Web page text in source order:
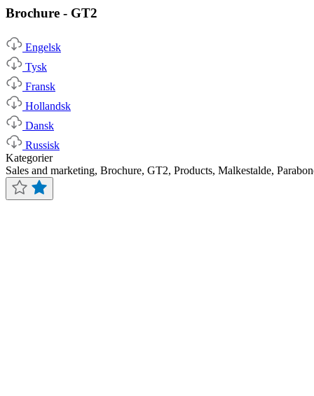
Brochure - GT2
Engelsk
Tysk
Fransk
Hollandsk
Dansk
Russisk
Kategorier
Sales and marketing, Brochure, GT2, Products, Malkestalde,